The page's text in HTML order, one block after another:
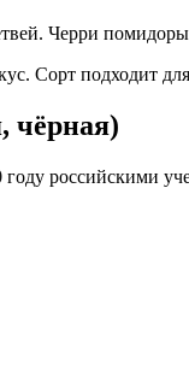
Черри
Сорт подходит
чёрная)
российскими